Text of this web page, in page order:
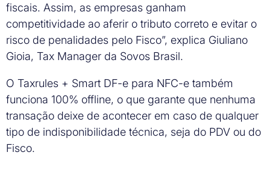
fiscais. Assim, as empresas ganham
competitividade ao aferir o tributo correto e evitar o
risco de penalidades pelo Fisco”, explica Giuliano
Gioia, Tax Manager da Sovos Brasil.
O Taxrules + Smart DF-e para NFC-e também
funciona 100% offline, o que garante que nenhuma
transação deixe de acontecer em caso de qualquer
tipo de indisponibilidade técnica, seja do PDV ou do
Fisco.